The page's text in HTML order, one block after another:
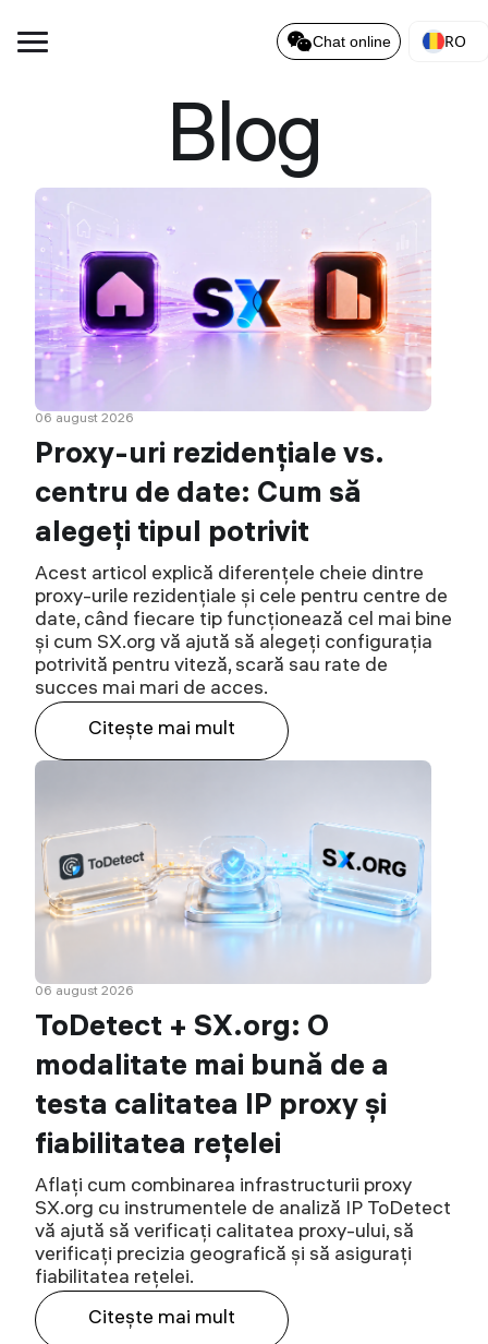
Chat online RO
Blog
06 august 2026
Proxy-uri rezidențiale vs.
centru de date: Cum să
alegeți tipul potrivit
Acest articol explică diferențele cheie dintre
proxy-urile rezidențiale și cele pentru centre de
date, când fiecare tip funcționează cel mai bine
și cum SX.org vă ajută să alegeți configurația
potrivită pentru viteză, scară sau rate de
succes mai mari de acces.
Citeşte mai mult
06 august 2026
ToDetect + SX.org: O
modalitate mai bună de a
testa calitatea IP proxy și
fiabilitatea rețelei
Aflați cum combinarea infrastructurii proxy
SX.org cu instrumentele de analiză IP ToDetect
vă ajută să verificați calitatea proxy-ului, să
verificați precizia geografică și să asigurați
fiabilitatea rețelei.
Citeşte mai mult